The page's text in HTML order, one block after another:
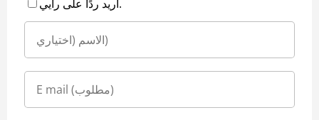
أريد ردًا على رأيي.